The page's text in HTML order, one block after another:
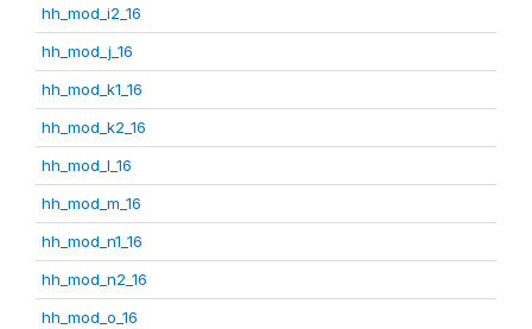
hh_mod_i2_16
hh_mod_j_16
hh_mod_k1_16
hh_mod_k2_16
hh_mod_l_16
hh_mod_m_16
hh_mod_n1_16
hh_mod_n2_16
hh_mod_o_16